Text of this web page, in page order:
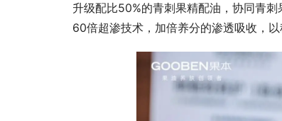
升级配比50%的青刺果精配油，协同青
60倍超渗技术，加倍养分的渗透吸收，